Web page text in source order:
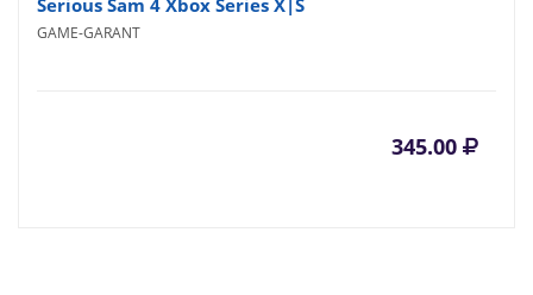
Serious Sam 4 Xbox Series X|S
GAME-GARANT
345.00